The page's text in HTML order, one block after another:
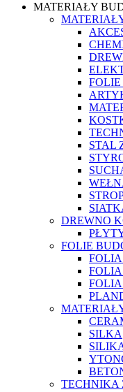
MATERIAŁY
STAL
DREWNO
FOLIE
SILKA
TECHNIKA